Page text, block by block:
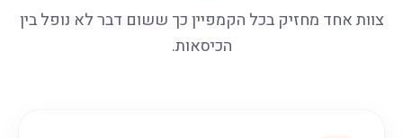
צוות אחד מחזיק בכל הקמפיין כך ששום דבר לא נופל בין
הכיסאות.